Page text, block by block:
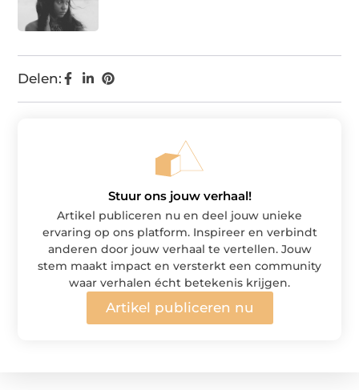
Delen:
Stuur ons jouw verhaal!
Artikel publiceren nu en deel jouw unieke
ervaring op ons platform. Inspireer en verbindt
anderen door jouw verhaal te vertellen. Jouw
stem maakt impact en versterkt een community
waar verhalen écht betekenis krijgen.
Artikel publiceren nu